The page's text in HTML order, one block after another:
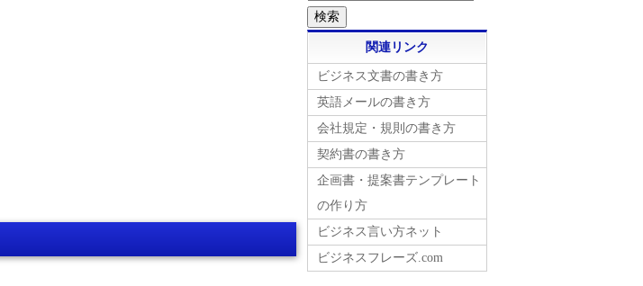
関連リンク
ビジネス文書の書き方
英語メールの書き方
会社規定・規則の書き方
契約書の書き方
企画書・提案書テンプレート
の作り方
ビジネス言い方ネット
ビジネスフレーズ.com